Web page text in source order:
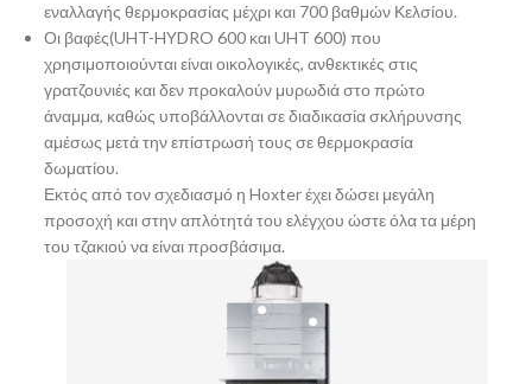
εναλλαγής θερμοκρασίας μέχρι και 700 βαθμών Κελσίου.
Οι βαφές(UHT-HYDRO 600 και UHT 600) που
χρησιμοποιούνται είναι οικολογικές, ανθεκτικές στις
γρατζουνιές και δεν προκαλούν μυρωδιά στο πρώτο
άναμμα, καθώς υποβάλλονται σε διαδικασία σκλήρυνσης
αμέσως μετά την επίστρωσή τους σε θερμοκρασία
δωματίου.
Εκτός από τον σχεδιασμό η Hoxter έχει δώσει μεγάλη
προσοχή και στην απλότητά του ελέγχου ώστε όλα τα μέρη
του τζακιού να είναι προσβάσιμα.